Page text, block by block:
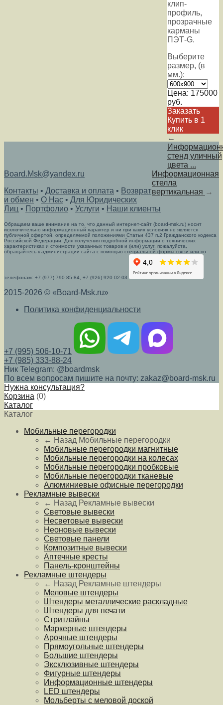
клип-
профиль,
прозрачные
карманы
ПЭТ-G.
Выберите
размер, (в
мм.):
Цена: 175000
руб.
Заказать
Купить в 1
клик
←
стенд уличный
цвета ...
Информационная
стелла
вертикальная →
Board.Msk@yandex.ru
Контакты • Доставка и оплата • Возврат
и обмен • О Нас • Для Юридических
Лиц • Портфолио • Услуги • Наши клиенты
Обращаем ваше внимание на то, что данный интернет-сайт (board-msk.ru) носит
исключительно информационный характер и ни при каких условиях не является
публичной офертой, определяемой положениями Статьи 437 п.2 Гражданского кодекса
Российской Федерации. Для получения подробной информации о технических
характеристиках и стоимости указанных товаров и (или) услуг, пожалуйста,
обращайтесь к администрации сайта с помощью специальной формы связи или по
телефонам: +7 (977) 790 85-84, +7 (926) 920 02-03
2015-2026 © «Board-Msk.ru»
Политика конфиденциальности
+7 (995) 506-10-71
+7 (985) 333-88-24
Ник Telegram: @boardmsk
По всем вопросам пишите на почту: zakaz@board-msk.ru
Нужна консультация?
Корзина (0)
Каталог
Каталог
Мобильные перегородки
← Назад Мобильные перегородки
Мобильные перегородки магнитные
Мобильные перегородки на колесах
Мобильные перегородки пробковые
Мобильные перегородки тканевые
Алюминиевые офисные перегородки
Рекламные вывески
← Назад Рекламные вывески
Световые вывески
Несветовые вывески
Неоновые вывески
Световые панели
Композитные вывески
Аптечные кресты
Панель-кронштейны
Рекламные штендеры
← Назад Рекламные штендеры
Меловые штендеры
Штендеры металлические раскладные
Штендеры для печати
Стритлайны
Маркерные штендеры
Арочные штендеры
Прямоугольные штендеры
Большие штендеры
Эксклюзивные штендеры
Фигурные штендеры
Информационные штендеры
LED штендеры
Мольберты с меловой доской